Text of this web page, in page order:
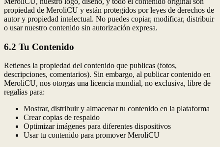
propiedad de MeroliCU y están protegidos por leyes de derechos de
autor y propiedad intelectual. No puedes copiar, modificar, distribuir
o usar nuestro contenido sin autorización expresa.
6.2 Tu Contenido
Retienes la propiedad del contenido que publicas (fotos,
descripciones, comentarios). Sin embargo, al publicar contenido en
MeroliCU, nos otorgas una licencia mundial, no exclusiva, libre de
regalías para:
Mostrar, distribuir y almacenar tu contenido en la plataforma
Crear copias de respaldo
Optimizar imágenes para diferentes dispositivos
Usar tu contenido para promover MeroliCU